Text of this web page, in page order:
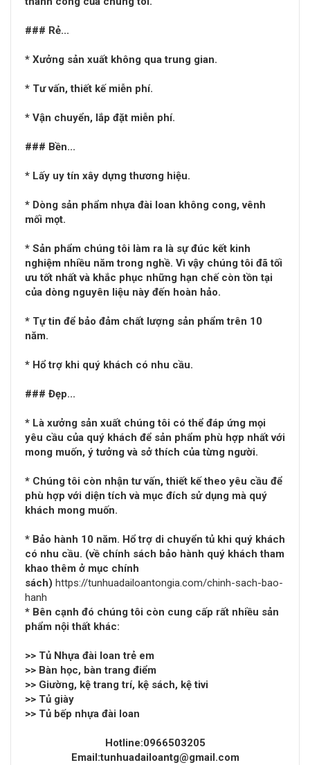
### Rẻ...
* Xưởng sản xuất không qua trung gian.
* Tư vấn, thiết kế miễn phí.
* Vận chuyển, lắp đặt miễn phí.
### Bền...
* Lấy uy tín xây dựng thương hiệu.
* Dòng sản phẩm nhựa đài loan không cong, vênh
mối mọt.
* Sản phẩm chúng tôi làm ra là sự đúc kết kinh
nghiệm nhiều năm trong nghề. Vì vậy chúng tôi đã tối
ưu tốt nhất và khắc phục những hạn chế còn tồn tại
của dòng nguyên liệu này đến hoàn hảo.
* Tự tin để bảo đảm chất lượng sản phẩm trên 10
năm.
* Hổ trợ khi quý khách có nhu cầu.
### Đẹp...
* Là xưởng sản xuất chúng tôi có thể đáp ứng mọi
yêu cầu của quý khách để sản phẩm phù hợp nhất với
mong muốn, ý tưởng và sở thích của từng người.
* Chúng tôi còn nhận tư vấn, thiết kế theo yêu cầu để
phù hợp với diện tích và mục đích sử dụng mà quý
khách mong muốn.
* Bảo hành 10 năm. Hổ trợ di chuyển tủ khi quý khách
có nhu cầu. (về chính sách bảo hành quý khách tham
khao thêm ở mục chính
sách) https://tunhuadailoantongia.com/chinh-sach-bao-
hanh
* Bên cạnh đó chúng tôi còn cung cấp rất nhiều sản
phẩm nội thất khác:
>> Tủ Nhựa đài loan trẻ em
>> Bàn học, bàn trang điểm
>> Giường, kệ trang trí, kệ sách, kệ tivi
>> Tủ giày
>> Tủ bếp nhựa đài loan
Hotline:0966503205
Email:tunhuadailoantg@gmail.com